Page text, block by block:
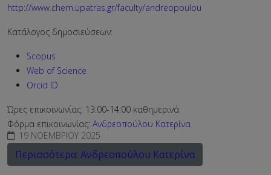
http://www.chem.upatras.gr/faculty/andreopoulou
Κατάλογος δημοσιεύσεων:
Scopus
Web of Science
Orcid ID
Ώρες επικοινωνίας: 13:00-14:00 καθημερινά
Φόρμα επικοινωνίας: Ανδρεοπούλου Κατερίνα
19 ΝΟΕΜΒΡΊΟΥ 2025
Περισσότερα: Ανδρεοπούλου Κατερίνα